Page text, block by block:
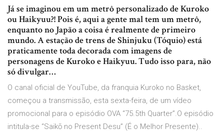
Já se imaginou em um metrô personalizado de Kuroko
ou Haikyuu?! Pois é, aqui a gente mal tem um metrô,
enquanto no Japão a coisa é realmente de primeiro
mundo. A estação de trens de Shinjuku (Tóquio) está
praticamente toda decorada com imagens de
personagens de Kuroko e Haikyuu. Tudo isso para, não
só divulgar…
O canal oficial de YouTube, da franquia Kuroko no Basket,
começou a transmissão, esta sexta-feira, de um vídeo
promocional para o episódio OVA “75.5th Quarter”.O episódio
intitula-se “Saikō no Present Desu” (É o Melhor Presente)..